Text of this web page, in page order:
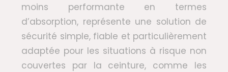
moins performante en termes
d’absorption, représente une solution de
sécurité simple, fiable et particulièrement
adaptée pour les situations à risque non
couvertes par la ceinture, comme les